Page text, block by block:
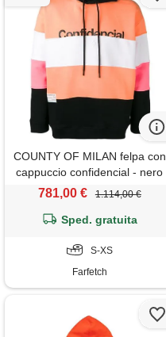
COUNTY OF MILAN felpa con
cappuccio confidencial - nero
781,00 € 1.114,00 €
Sped. gratuita
S-XS
Farfetch